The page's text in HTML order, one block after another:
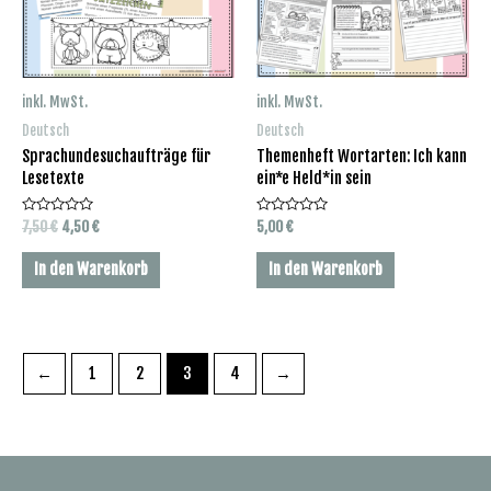
inkl. MwSt.
Deutsch
Sprachundesuchaufträge für
Lesetexte
Bewertet
mit
0
von
7,50€ Ursprünglicher
war:
4,50€Aktueller
ist:
In den Warenkorb
inkl. MwSt.
Deutsch
Themenheft Wortarten: Ich kann
ein*e Held*in sein
Bewertet
mit
0
von
5,00€
In den Warenkorb
← 1 2 3 4 →